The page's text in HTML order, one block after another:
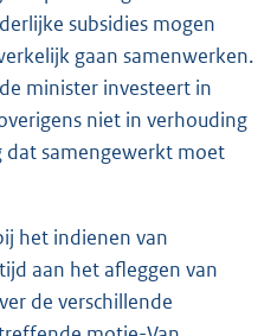
subsidies mogen
gaan samenwerken.
minister investeert in
niet in verhouding
samengewerkt moet
het indienen van
aan het afleggen van
de verschillende